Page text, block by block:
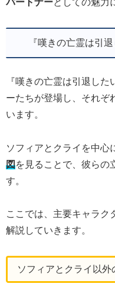
パートナーとしての魅力
『嘆きの亡霊は引
『嘆きの亡霊は引退し
ーたちが登場し、それぞ
います。
ソフィアとクライを中心
図を見ることで、彼らの
す。
ここでは、主要キャラク
解説していきます。
ソフィアとクライ以